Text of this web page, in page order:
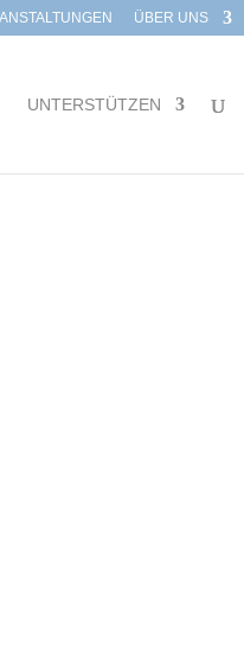
ÜBER UNS
UNTERSTÜTZEN